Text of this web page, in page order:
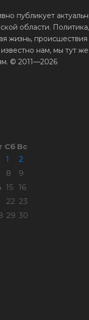
публикует
области.
жизнь,
известно нам, мы тут
© 2011—2026
Сб Вс
1
2
8
9
15 16
22 23
29 30